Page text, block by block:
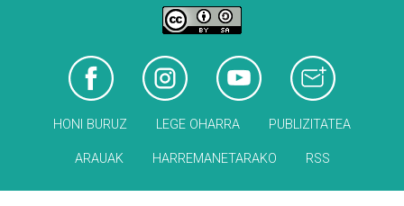
HONI BURUZ LEGE OHARRA PUBLIZITATEA
ARAUAK HARREMANETARAKO RSS